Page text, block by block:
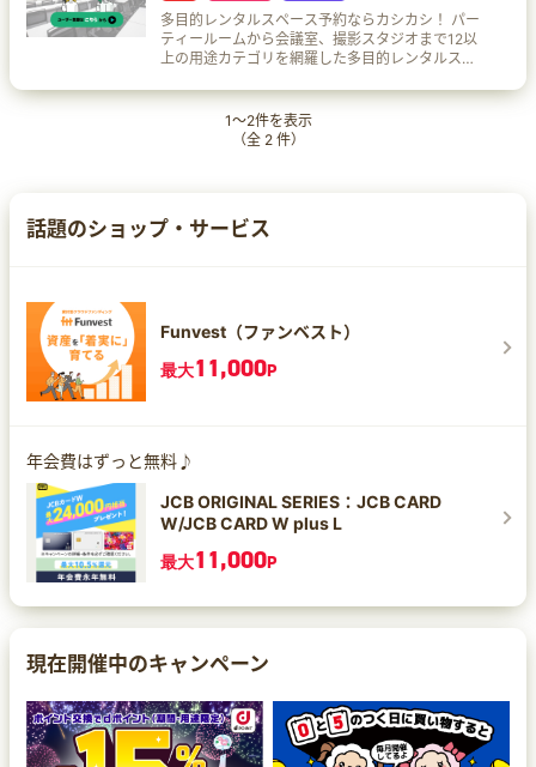
多目的レンタルスペース予約ならカシカシ！ パー
ティールームから会議室、撮影スタジオまで12以
上の用途カテゴリを網羅した多目的レンタルスペ
時間だけリーズナブルに利用できます。 東京・大
阪・京都など全国主要都市に対応しており、エリ
ア検索で近くのスペースをすぐに見つけられま
1～2件を表示
（全 2件）
話題のショップ・サービス
Funvest（ファンベスト）
最大11,000P
年会費はずっと無料♪
JCB ORIGINAL SERIES：JCB CARD
W/JCB CARD W plus L
最大11,000P
現在開催中のキャンペーン